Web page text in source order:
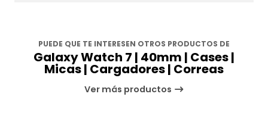
PUEDE QUE TE INTERESEN OTROS PRODUCTOS DE
Galaxy Watch 7 | 40mm | Cases |
Micas | Cargadores | Correas
Ver más productos